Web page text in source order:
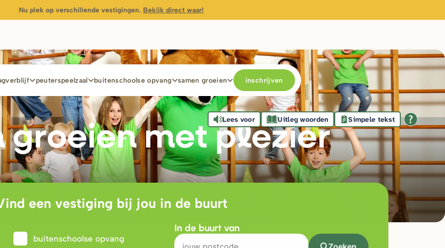
Nu plek op verschillende vestigingen. Bekijk direct waar!
peuterspeelzaal buitenschoolse opvang samen groeien inschrijven
groeien met plezier
Lees voor Uitleg woorden Simpele tekst
een vestiging bij jou in de buurt
buitenschoolse opvang
In de buurt van